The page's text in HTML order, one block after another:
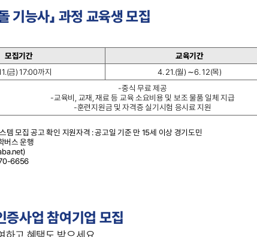
기능사」 과정 교육생 모집
모집기간 교육기간
금) 17:00까지 4. 21.(월) ∼6. 12(목)
-중식 무료 제공
-교육비, 교재, 재료 등 교육 소요비용 및 보조 물품 일체 지급
-훈련지원금 및 자격증 실기시험 응시료 지원
모집 공고 확인 지원자격 : 공고일 기준 만 15세 이상 경기도민
버스 운행
6656
사업 참여기업 모집